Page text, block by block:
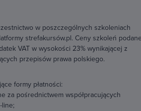
w poszczególnych szkoleniach
strefakursów.pl. Ceny szkoleń
VAT w wysokości 23% wynikającej z
przepisów prawa polskiego.
formy płatności:
za pośrednictwem współpracujących
line;